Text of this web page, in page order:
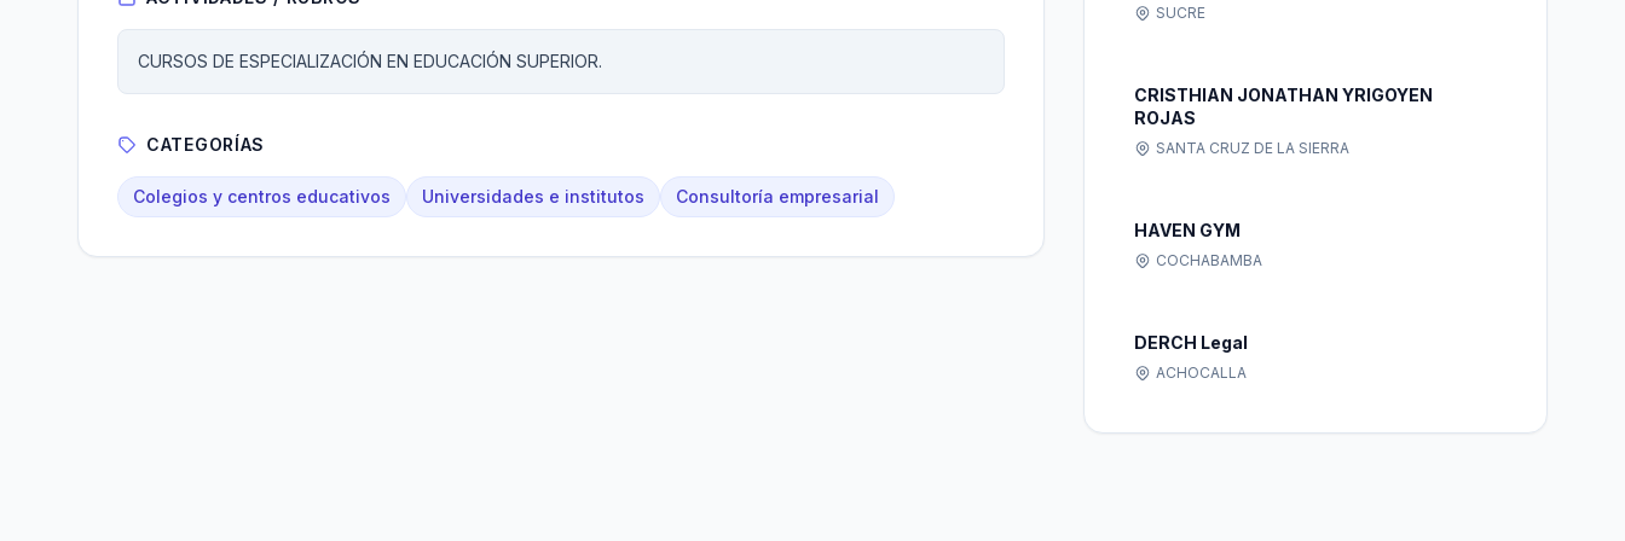
CURSOS DE ESPECIALIZACIÓN EN EDUCACIÓN SUPERIOR.
CATEGORÍAS
Colegios y centros educativos Universidades e institutos Consultoría empresarial
SUCRE
CRISTHIAN JONATHAN YRIGOYEN
ROJAS
SANTA CRUZ DE LA SIERRA
HAVEN GYM
COCHABAMBA
DERCH Legal
ACHOCALLA